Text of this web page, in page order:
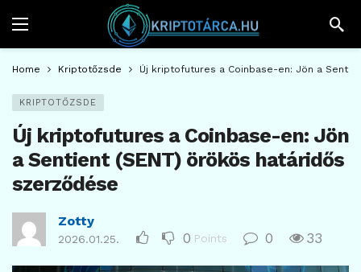
Home Kriptotőzsde Új kriptofutures a Coinbase-en: Jön a
KRIPTOTŐZSDE
Új kriptofutures a Coinbase-en: Jön
a Sentient (SENT) örökös határidős
szerződése
Zotty
2026.01.25. 0 Points 0 33